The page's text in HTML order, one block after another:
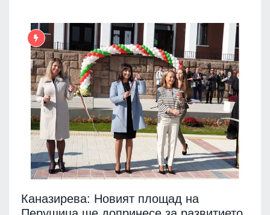
Каназирева: Новият площад на